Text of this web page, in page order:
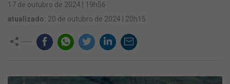
17 de outubro de 2024 | 19h56
atualizado: 20 de outubro de 2024 | 20h15